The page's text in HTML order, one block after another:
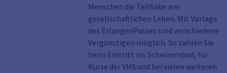
Menschen die Teilhabe am
gesellschaftlichen Leben. Mit Vorlage
des ErlangenPasses sind verschiedene
Vergünstigen möglich. So zahlen Sie
beim Eintritt ins Schwimmbad, für
Kurse der VHS und bei vielen weiteren